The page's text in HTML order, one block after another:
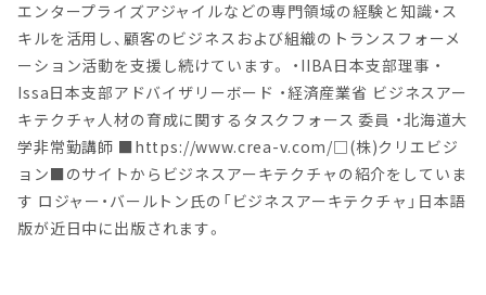
エンタープライズアジャイルなどの専門領域の経験と知識・ス
キルを活用し、顧客のビジネスおよび組織のトランスフォーメ
ーション活動を支援し続けています。 ・IIBA日本支部理事 ・
Issa日本支部アドバイザリーボード ・経済産業省 ビジネスアー
キテクチャ人材の育成に関するタスクフォース 委員 ・北海道大
学非常勤講師 ■https://www.crea-v.com/□(株)クリエビジ
ョン■のサイトからビジネスアーキテクチャの紹介をしていま
す ロジャー・バールトン氏の「ビジネスアーキテクチャ」日本語
版が近日中に出版されます。